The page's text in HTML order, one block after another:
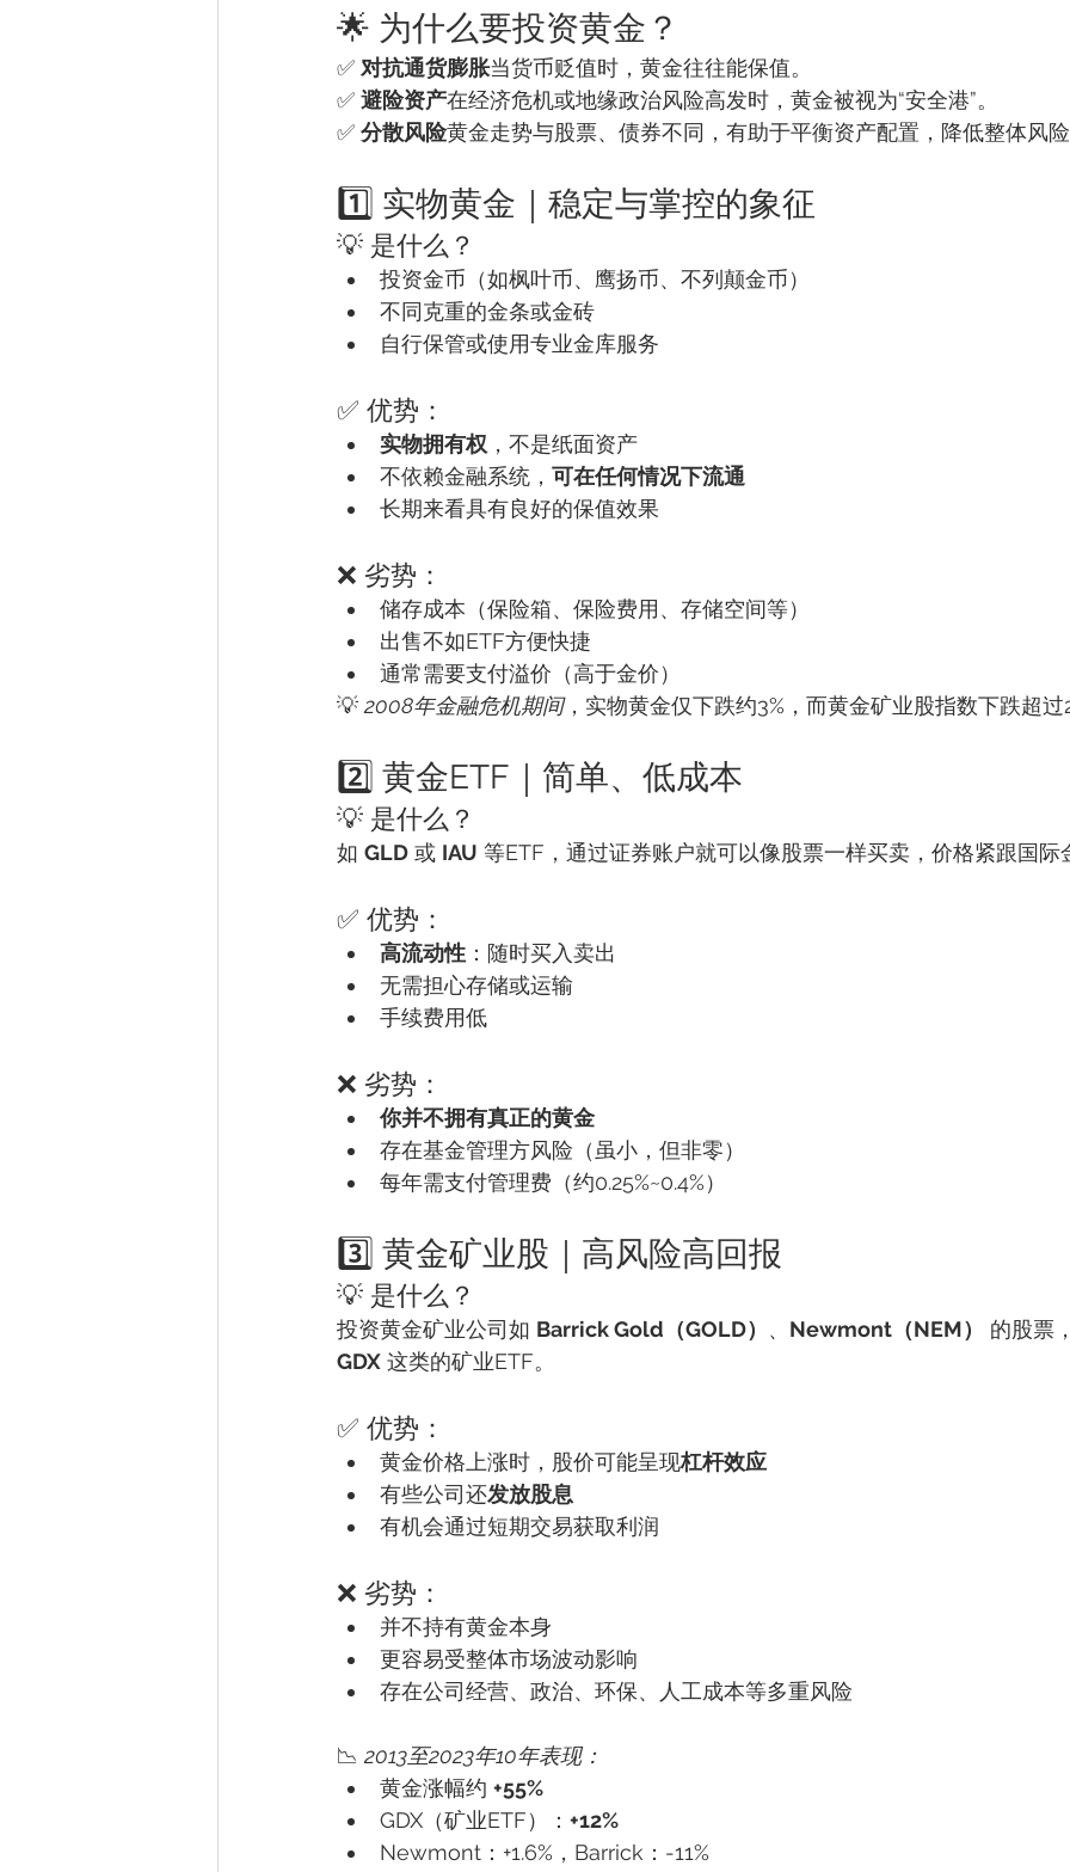
🌟 为什么要投资黄金？
✅ 对抗通货膨胀当货币贬值时，黄金往往能保值。
✅ 避险资产在经济危机或地缘政治风险高发时，黄金被视为“安全港”。
✅ 分散风险黄金走势与股票、债券不同，有助于平衡资产配置，降低整体风
1️⃣ 实物黄金｜稳定与掌控的象征
💡 是什么？
投资金币（如枫叶币、鹰扬币、不列颠金币）
不同克重的金条或金砖
自行保管或使用专业金库服务
✅ 优势：
实物拥有权 ，不是纸面资产
不依赖金融系统， 可在任何情况下流通
长期来看具有良好的保值效果
❌ 劣势：
储存成本（保险箱、保险费用、存储空间等）
出售不如ETF方便快捷
通常需要支付溢价（高于金价）
💡 2008年金融危机期间，实物黄金仅下跌约3%，而黄金矿业股指数下跌超过
2️⃣ 黄金ETF｜简单、低成本
💡 是什么？
如 GLD 或 IAU 等ETF，通过证券账户就可以像股票一样买卖，价格紧跟国际
✅ 优势：
高流动性 ：随时买入卖出
无需担心存储或运输
手续费用低
❌ 劣势：
你并不拥有真正的黄金
存在基金管理方风险（虽小，但非零）
每年需支付管理费（约0.25%~0.4%）
3️⃣ 黄金矿业股｜高风险高回报
💡 是什么？
投资黄金矿业公司如 Barrick Gold（GOLD） 、 Newmont（NEM）
的股票
GDX 这类的矿业ETF。
✅ 优势：
黄金价格上涨时，股价可能呈现杠杆效应
有些公司还发放股息
有机会通过短期交易获取利润
❌ 劣势：
并不持有黄金本身
更容易受整体市场波动影响
存在公司经营、政治、环保、人工成本等多重风险
📉 2013至2023年10年表现：
黄金涨幅约 +55%
GDX（矿业ETF）： +12%
Newmont：+1.6%，Barrick：-11%